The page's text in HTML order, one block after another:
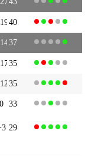
40
37
35
35
0 33
29